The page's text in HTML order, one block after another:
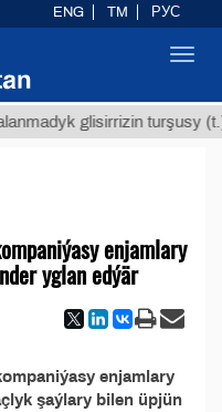
glisirrizin turşusy (t.)
enjamlary
yglan edýär
enjamlary
şaýlary bilen üpjün
ENG TM РУС